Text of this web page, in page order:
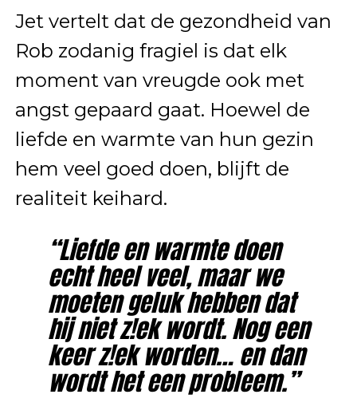
Jet vertelt dat de gezondheid van
Rob zodanig fragiel is dat elk
moment van vreugde ook met
angst gepaard gaat. Hoewel de
liefde en warmte van hun gezin
hem veel goed doen, blijft de
realiteit keihard.
“Liefde en warmte doen
echt heel veel, maar we
moeten geluk hebben dat
hij niet z!ek wordt. Nog een
keer z!ek worden… en dan
wordt het een probleem.”